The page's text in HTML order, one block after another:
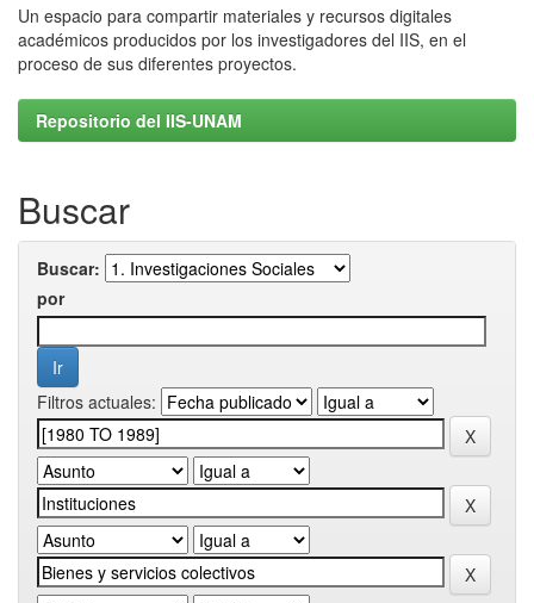
Un espacio para compartir materiales y recursos digitales
académicos producidos por los investigadores del IIS, en el
proceso de sus diferentes proyectos.
Repositorio del IIS-UNAM
Buscar
Buscar:
por
Filtros actuales: